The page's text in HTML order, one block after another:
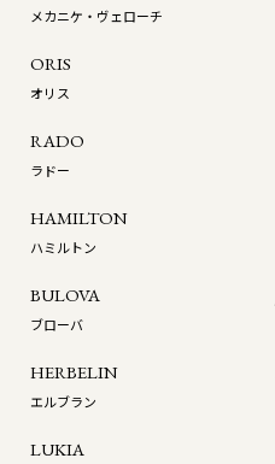
メカニケ・ヴェローチ
ORIS
オリス
RADO
ラドー
HAMILTON
ハミルトン
BULOVA
ブローバ
HERBELIN
エルブラン
LUKIA